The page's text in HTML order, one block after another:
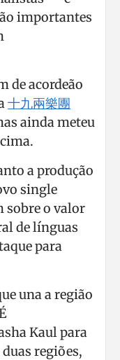
importantes
de acordeão
十九兩樂團
ainda meteu
a produção
single
sobre o valor
de línguas
para
una a região
Kaul para
regiões,